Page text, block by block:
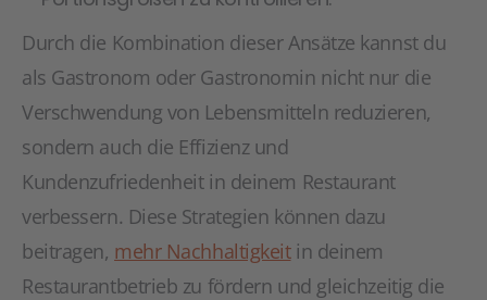
Durch die Kombination dieser Ansätze kannst du
als Gastronom oder Gastronomin nicht nur die
Verschwendung von Lebensmitteln reduzieren,
sondern auch die Effizienz und
Kundenzufriedenheit in deinem Restaurant
verbessern. Diese Strategien können dazu
beitragen, mehr Nachhaltigkeitin deinem
Restaurantbetrieb zu fördern und gleichzeitig die